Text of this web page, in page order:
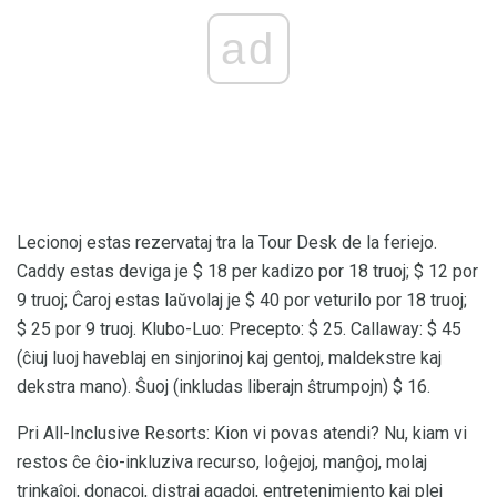
ad
Lecionoj estas rezervataj tra la Tour Desk de la feriejo.
Caddy estas deviga je $ 18 per kadizo por 18 truoj; $ 12 por
9 truoj; Ĉaroj estas laŭvolaj je $ 40 por veturilo por 18 truoj;
$ 25 por 9 truoj. Klubo-Luo: Precepto: $ 25. Callaway: $ 45
(ĉiuj luoj haveblaj en sinjorinoj kaj gentoj, maldekstre kaj
dekstra mano). Ŝuoj (inkludas liberajn ŝtrumpojn) $ 16.
Pri All-Inclusive Resorts: Kion vi povas atendi? Nu, kiam vi
restos ĉe ĉio-inkluziva recurso, loĝejoj, manĝoj, molaj
trinkaĵoj, donacoj, distraj agadoj, entretenimiento kaj plej